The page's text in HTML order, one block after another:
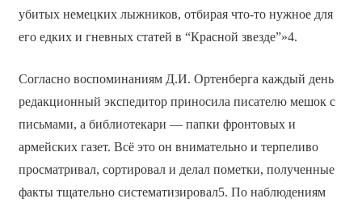
убитых немецких лыжников, отбирая что-то нужное для
его едких и гневных статей в “Красной звезде”»4.
Согласно воспоминаниям Д.И. Ортенберга каждый день
редакционный экспедитор приносила писателю мешок с
письмами, а библиотекари — папки фронтовых и
армейских газет. Всё это он внимательно и терпеливо
просматривал, сортировал и делал пометки, полученные
факты тщательно систематизировал5. По наблюдениям